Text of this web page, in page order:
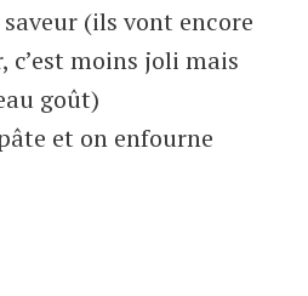
(ils vont encore
c’est moins joli mais
goût)
et on enfourne